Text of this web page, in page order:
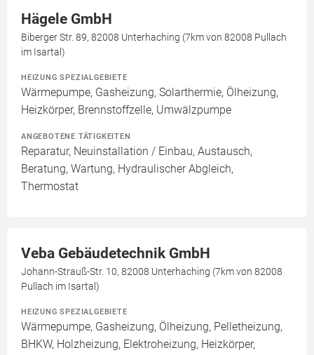
Hägele GmbH
Biberger Str. 89, 82008 Unterhaching (7km von 82008 Pullach
im Isartal)
HEIZUNG SPEZIALGEBIETE
Wärmepumpe, Gasheizung, Solarthermie, Ölheizung,
Heizkörper, Brennstoffzelle, Umwälzpumpe
ANGEBOTENE TÄTIGKEITEN
Reparatur, Neuinstallation / Einbau, Austausch,
Beratung, Wartung, Hydraulischer Abgleich,
Thermostat
Veba Gebäudetechnik GmbH
Johann-Strauß-Str. 10, 82008 Unterhaching (7km von 82008
Pullach im Isartal)
HEIZUNG SPEZIALGEBIETE
Wärmepumpe, Gasheizung, Ölheizung, Pelletheizung,
BHKW, Holzheizung, Elektroheizung, Heizkörper,